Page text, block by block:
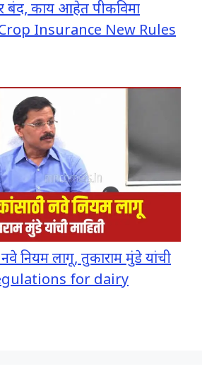
बंद, काय आहेत पीकविमा
Insurance New Rules
नियम लागू, तुकाराम मुंडे यांची
for dairy